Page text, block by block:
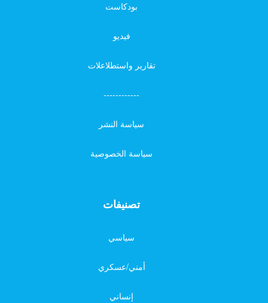
بودكاست
فيديو
تقارير واستطلاعلات
------------
سياسة النشر
سياسة الخصوصية
تصنيفات
سياسي
أمني/عسكري
إنساني